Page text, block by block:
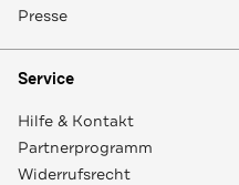
Presse
Service
Hilfe & Kontakt
Partnerprogramm
Widerrufsrecht